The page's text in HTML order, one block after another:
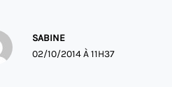
SABINE
02/10/2014 À 11H37